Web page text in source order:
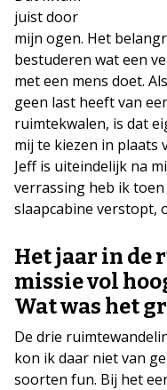
juist door
mijn ogen. Het
bestuderen wat een
met een mens doet.
geen last heeft van
ruimtekwalen, is dat
mij te kiezen in plaats
Jeff is uiteindelijk na
verrassing heb ik
slaapcabine verstopt,
Het jaar in de
missie vol
Wat was het
De drie
kon ik daar niet van
soorten fun. Bij het